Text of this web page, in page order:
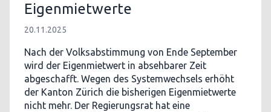
Eigenmietwerte
20.11.2025
Nach der Volksabstimmung von Ende September
wird der Eigenmietwert in absehbarer Zeit
abgeschafft. Wegen des Systemwechsels erhöht
der Kanton Zürich die bisherigen Eigenmietwerte
nicht mehr. Der Regierungsrat hat eine